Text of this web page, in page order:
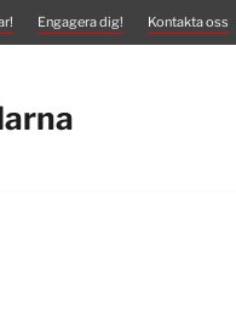
Engagera dig! Kontakta oss